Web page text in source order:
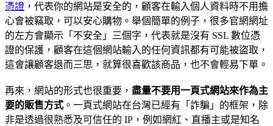
憑證 ，代表你的網站是安全的，顧客在輸入個人資料時不用擔
心會被竊取，可以安心購物。舉個簡單的例子，很多官網網址
的左方會顯示「不安全」三個字，代表就是沒有 SSL 數位憑
證的保護，顧客在這個網站輸入的任何資訊都有可能被盜取，
這會讓顧客退而三思，就算很喜歡該商品，也不會輕易下單。
再來，網站的形式也很重要， 盡量不要用一頁式網站來作為主
要的販售方式 。一頁式網站在台灣已經有「詐騙」的框架，除
非是透過很熟悉及可信任的 IP，例如網紅、直播主或是知名